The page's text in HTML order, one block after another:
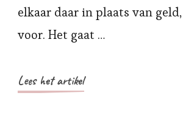
elkaar daar in plaats van
voor. Het gaat …
Lees het artikel